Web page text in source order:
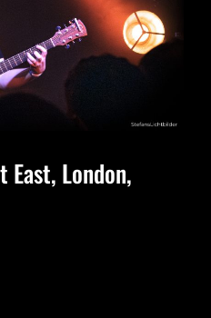
East, London,